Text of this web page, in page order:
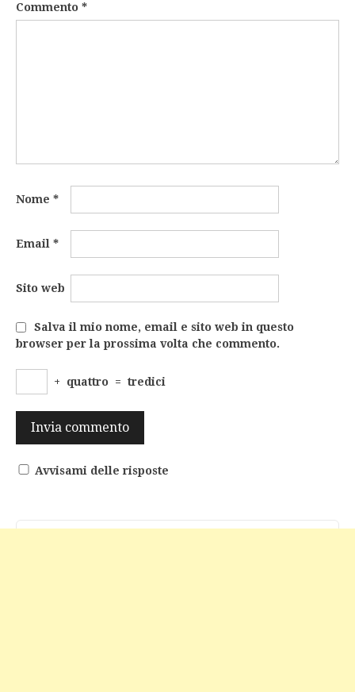
Commento *
Nome *
Email *
Sito web
Salva il mio nome, email e sito web in questo
browser per la prossima volta che commento.
+ quattro = tredici
Avvisami delle risposte